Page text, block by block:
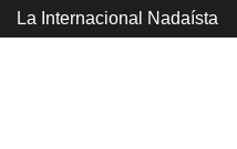
La Internacional Nadaísta